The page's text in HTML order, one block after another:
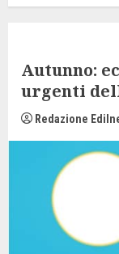
Autunno:
urgenti
Redazione